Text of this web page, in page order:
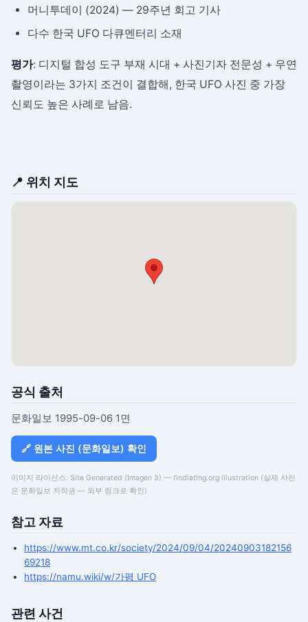
머니투데이 (2024) — 29주년 회고 기사
다수 한국 UFO 다큐멘터리 소재
평가: 디지털 합성 도구 부재 시대 + 사진기자 전문성 + 우연
촬영이라는 3가지 조건이 결합해, 한국 UFO 사진 중 가장
신뢰도 높은 사례로 남음.
📍 위치 지도
공식 출처
문화일보 1995-09-06 1면
🔗 원본 사진 (문화일보) 확인
이미지 라이선스: Site Generated (Imagen 3) — findlatlng.org illustration (실제 사진
은 문화일보 저작권 — 외부 링크로 확인)
참고 자료
https://www.mt.co.kr/society/2024/09/04/20240903182156
69218
https://namu.wiki/w/가평 UFO
관련 사건